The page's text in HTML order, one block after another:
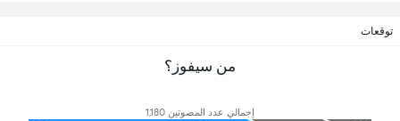
توقعات
من سيفوز؟
إجمالي عدد المصوتين 1,180